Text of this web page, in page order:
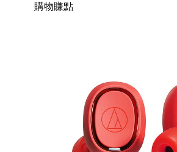
購物賺點